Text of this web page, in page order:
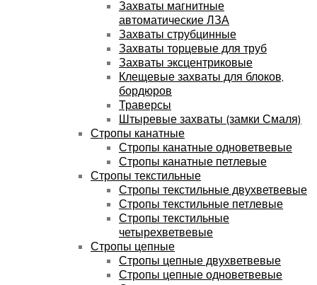
Захваты магнитные
автоматические ЛЗА
Захваты струбцинные
Захваты торцевые для труб
Захваты эксцентриковые
Клещевые захваты для блоков,
бордюров
Траверсы
Штыревые захваты (замки Смаля)
Стропы канатные
Стропы канатные одноветвевые
Стропы канатные петлевые
Стропы текстильные
Стропы текстильные двухветвевые
Стропы текстильные петлевые
Стропы текстильные
четырехветвевые
Стропы цепные
Стропы цепные двухветвевые
Стропы цепные одноветвевые